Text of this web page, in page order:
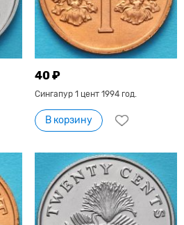
40 ₽
Сингапур 1 цент 1994 год.
В корзину